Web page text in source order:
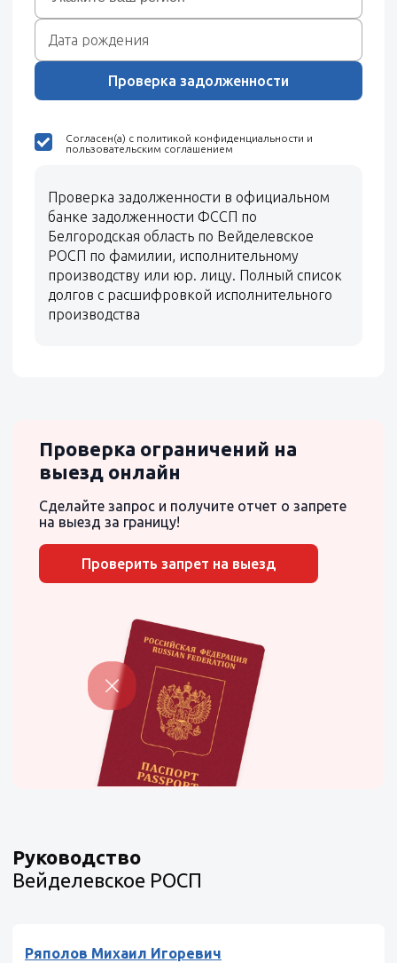
Проверка задолженности
Согласен(а) с политикой конфиденциальности и
пользовательским соглашением
Проверка задолженности в официальном
банке задолженности ФССП по
Белгородская область по Вейделевское
РОСП по фамилии, исполнительному
производству или юр. лицу. Полный список
долгов с расшифровкой исполнительного
производства
Проверка ограничений на
выезд онлайн
Сделайте запрос и получите отчет о запрете
на выезд за границу!
Проверить запрет на выезд
Руководство
Вейделевское РОСП
Ряполов Михаил Игоревич